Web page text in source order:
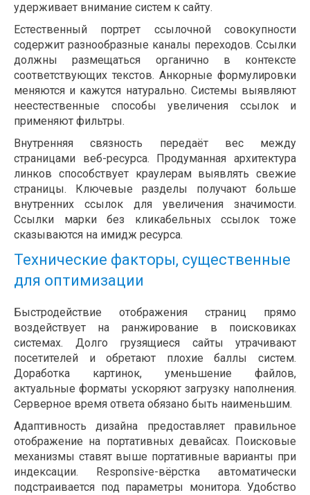
удерживает внимание систем к сайту.
Естественный портрет ссылочной совокупности
содержит разнообразные каналы переходов. Ссылки
должны размещаться органично в контексте
соответствующих текстов. Анкорные формулировки
меняются и кажутся натурально. Системы выявляют
неестественные способы увеличения ссылок и
применяют фильтры.
Внутренняя связность передаёт вес между
страницами веб-ресурса. Продуманная архитектура
линков способствует краулерам выявлять свежие
страницы. Ключевые разделы получают больше
внутренних ссылок для увеличения значимости.
Ссылки марки без кликабельных ссылок тоже
сказываются на имидж ресурса.
Технические факторы, существенные
для оптимизации
Быстродействие отображения страниц прямо
воздействует на ранжирование в поисковиках
системах. Долго грузящиеся сайты утрачивают
посетителей и обретают плохие баллы систем.
Доработка картинок, уменьшение файлов,
актуальные форматы ускоряют загрузку наполнения.
Серверное время ответа обязано быть наименьшим.
Адаптивность дизайна предоставляет правильное
отображение на портативных девайсах. Поисковые
механизмы ставят выше портативные варианты при
индексации. Responsive-вёрстка автоматически
подстраивается под параметры монитора. Удобство